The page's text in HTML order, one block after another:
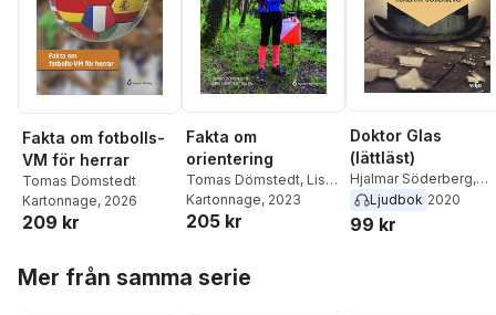
Fakta om fotbolls-
VM för herrar
Tomas Dömstedt
Kartonnage, 2026
209 kr
Fakta om
orientering
Tomas Dömstedt, Lisa
Dömstedt Dalén
Kartonnage, 2023
205 kr
Doktor Glas
(lättläst)
Hjalmar Söderberg,
Tomas Dömstedt
Ljudbok 2020
99 kr
Mer från samma serie